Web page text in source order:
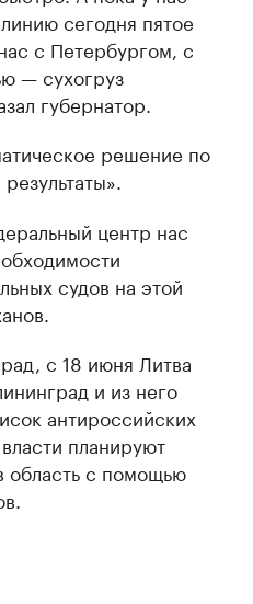
сегодня пятое
с Петербургом, с
— сухогруз
губернатор.
решение по
центр нас
судов на этой
с 18 июня Литва
и из него
антироссийских
планируют
область с помощью